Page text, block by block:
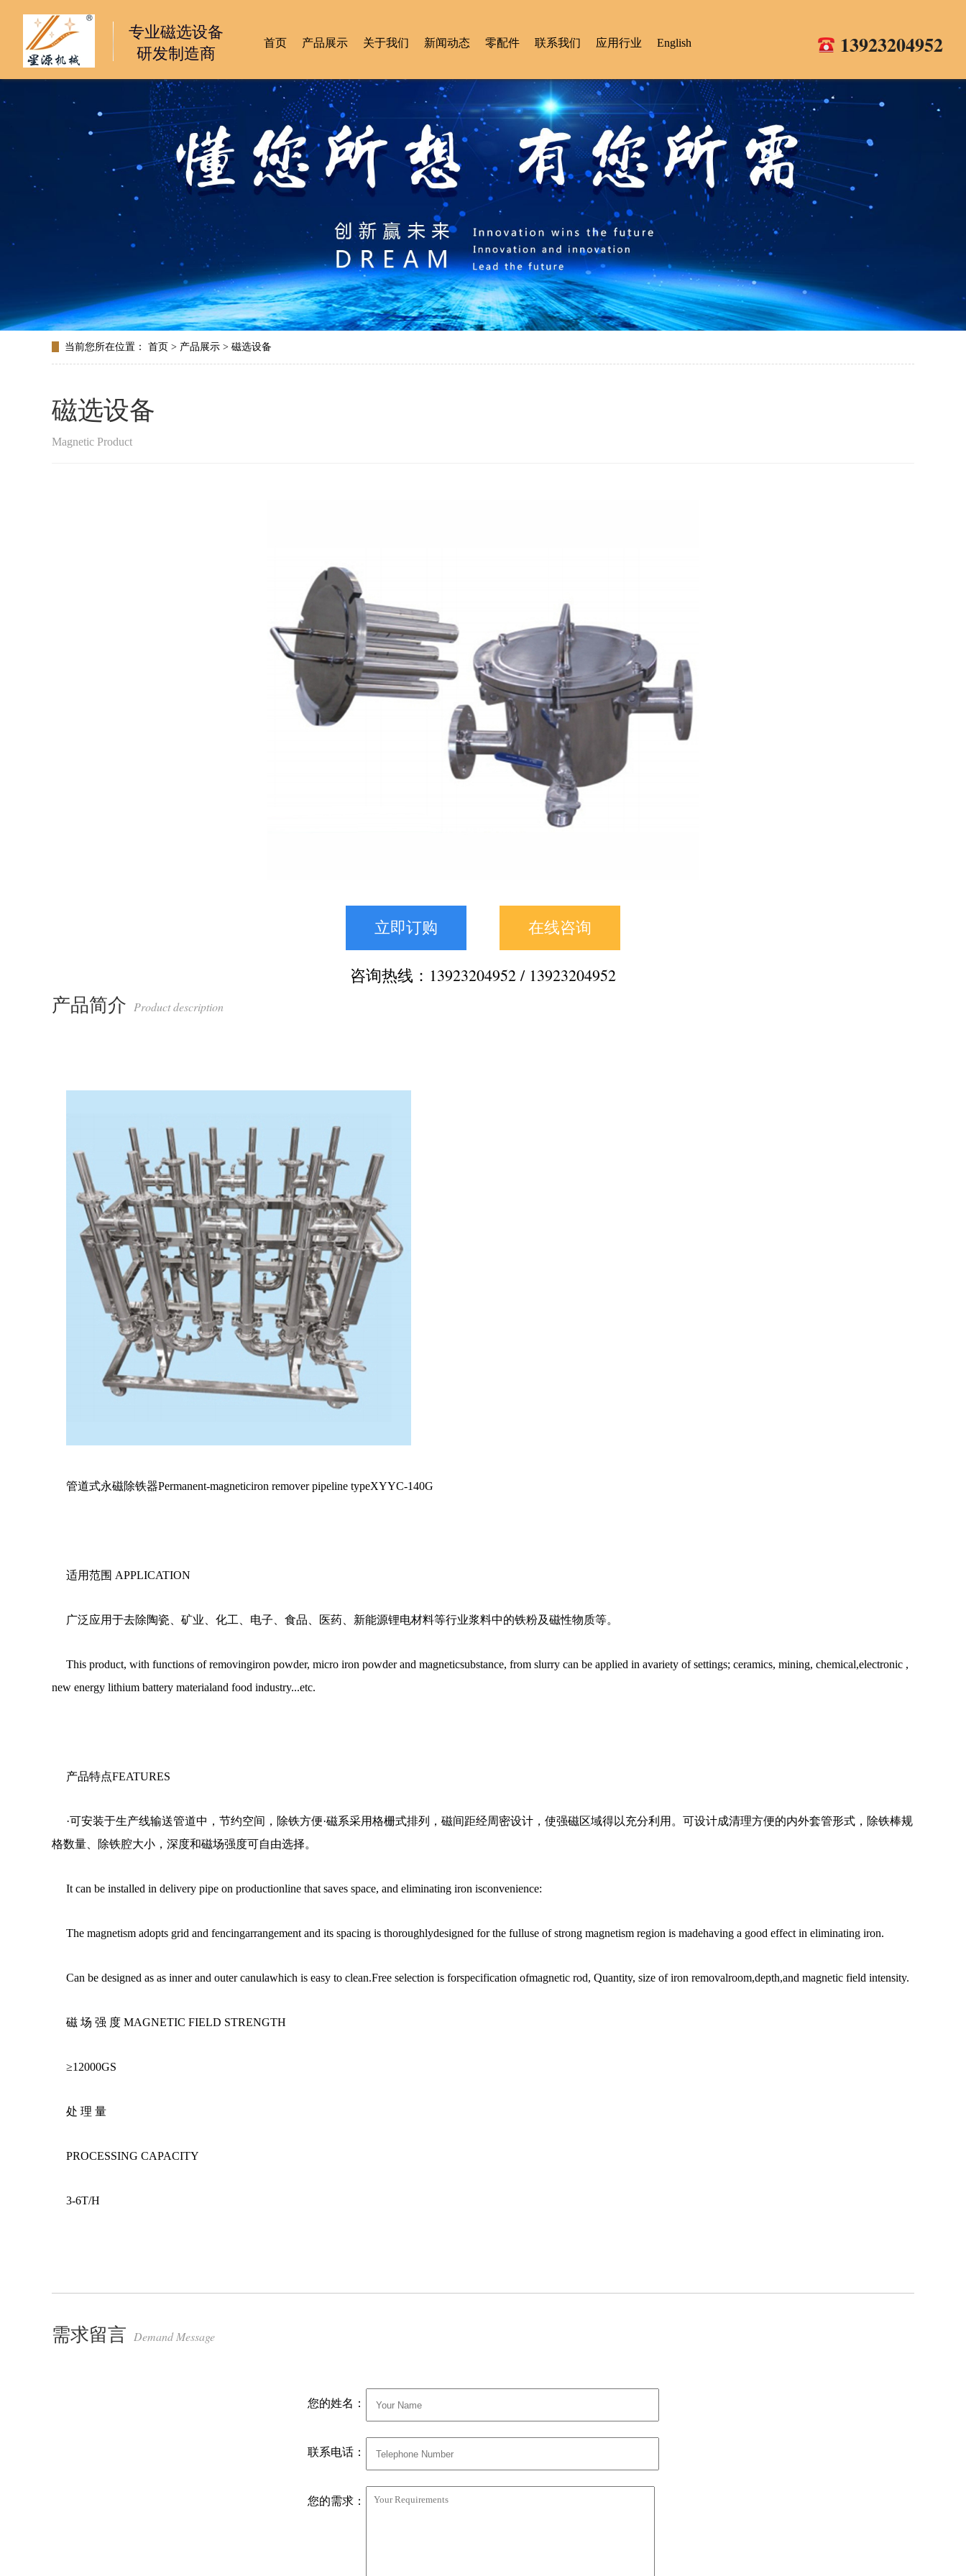
专业磁选设备
研发制造商
首页 产品展示 关于我们 新闻动态 零配件 联系我们 应用行业 English 13923204952
当前您所在位置： 首页 > 产品展示 > 磁选设备
磁选设备
Magnetic Product
立即订购 在线咨询
咨询热线：13923204952 / 13923204952
产品简介 Product description
管道式永磁除铁器Permanent-magneticiron remover pipeline typeXYYC-140G
适用范围 APPLICATION
广泛应用于去除陶瓷、矿业、化工、电子、食品、医药、新能源锂电材料等行业浆料中的铁粉及磁性物质等。
This product, with functions of removingiron powder, micro iron powder and magneticsubstance, from slurry can be applied in avariety of settings; ceramics, mining, chemical,electronic ,
new energy lithium battery materialand food industry...etc.
产品特点FEATURES
·可安装于生产线输送管道中，节约空间，除铁方便·磁系采用格栅式排列，磁间距经周密设计，使强磁区域得以充分利用。可设计成清理方便的内外套管形式，除铁棒规
格数量、除铁腔大小，深度和磁场强度可自由选择。
It can be installed in delivery pipe on productionline that saves space, and eliminating iron isconvenience:
The magnetism adopts grid and fencingarrangement and its spacing is thoroughlydesigned for the fulluse of strong magnetism region is madehaving a good effect in eliminating iron.
Can be designed as as inner and outer canulawhich is easy to clean.Free selection is forspecification ofmagnetic rod, Quantity, size of iron removalroom,depth,and magnetic field intensity.
磁 场 强 度 MAGNETIC FIELD STRENGTH
≥12000GS
处 理 量
PROCESSING CAPACITY
3-6T/H
需求留言 Demand Message
您的姓名：
联系电话：
您的需求：